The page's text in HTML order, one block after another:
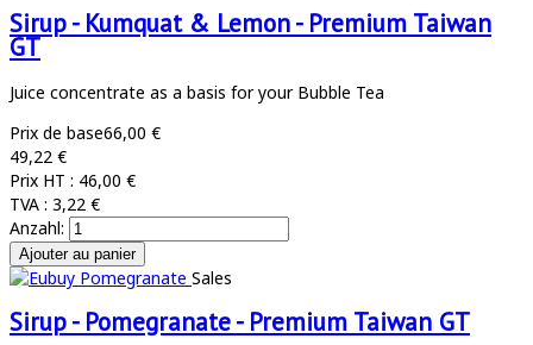
Sirup - Kumquat & Lemon - Premium Taiwan
GT
Juice concentrate as a basis for your Bubble Tea
Prix de base66,00 €
49,22 €
Prix HT : 46,00 €
TVA : 3,22 €
Anzahl:
Sales
Sirup - Pomegranate - Premium Taiwan GT